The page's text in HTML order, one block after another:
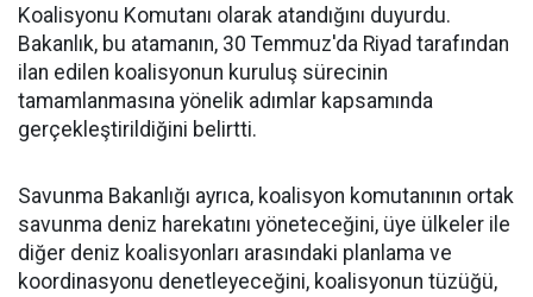
Koalisyonu Komutanı olarak atandığını duyurdu.
Bakanlık, bu atamanın, 30 Temmuz'da Riyad tarafından
ilan edilen koalisyonun kuruluş sürecinin
tamamlanmasına yönelik adımlar kapsamında
gerçekleştirildiğini belirtti.
Savunma Bakanlığı ayrıca, koalisyon komutanının ortak
savunma deniz harekatını yöneteceğini, üye ülkeler ile
diğer deniz koalisyonları arasındaki planlama ve
koordinasyonu denetleyeceğini, koalisyonun tüzüğü,